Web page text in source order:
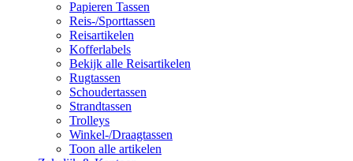
Papieren Tassen
Reis-/Sporttassen
Reisartikelen
Kofferlabels
Bekijk alle Reisartikelen
Rugtassen
Schoudertassen
Strandtassen
Trolleys
Winkel-/Draagtassen
Toon alle artikelen